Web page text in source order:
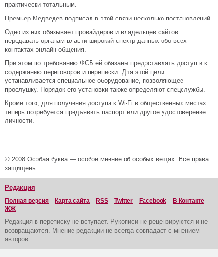
практически тотальным.
Премьер Медведев подписал в этой связи несколько постановлений.
Одно из них обязывает провайдеров и владельцев сайтов
передавать органам власти широкий спектр данных обо всех
контактах онлайн-общения.
При этом по требованию ФСБ ей обязаны предоставлять доступ и к
содержанию переговоров и переписки. Для этой цели
устанавливается специальное оборудование, позволяющее
прослушку. Порядок его установки также определяют спецслужбы.
Кроме того, для получения доступа к Wi-Fi в общественных местах
теперь потребуется предъявить паспорт или другое удостоверение
личности.
© 2008 Особая буква — особое мнение об особых вещах. Все права
защищены.
Редакция
Полная версия Карта сайта RSS Twitter Facebook
В Контакте
ЖЖ
Редакция в переписку не вступает. Рукописи не рецензируются и не
возвращаются. Мнение редакции не всегда совпадает с мнением
авторов.